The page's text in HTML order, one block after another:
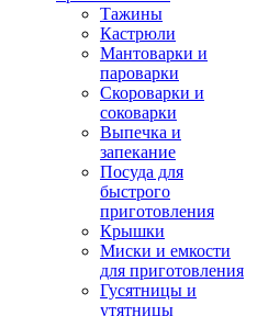
Тажины
Кастрюли
Мантоварки и
пароварки
Скороварки и
соковарки
Выпечка и
запекание
Посуда для
быстрого
приготовления
Крышки
Миски и емкости
для приготовления
Гусятницы и
утятницы